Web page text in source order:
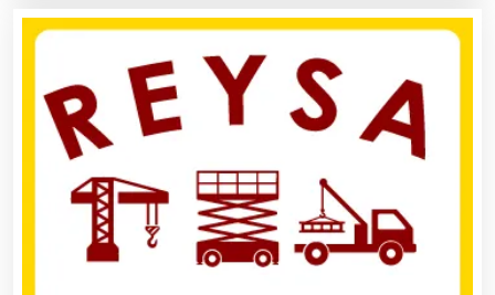
Autobuses
Automóviles Nuevos y Usados